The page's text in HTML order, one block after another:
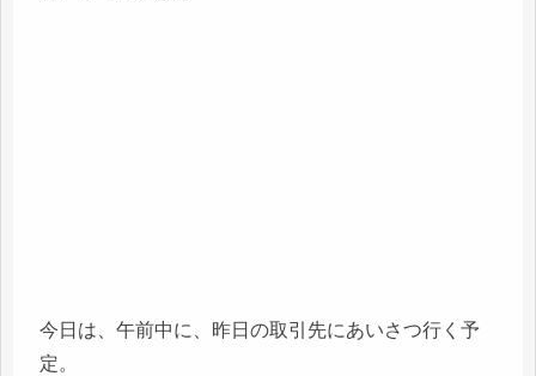
今日は、午前中に、昨日の取引先にあいさつ行く予
定。